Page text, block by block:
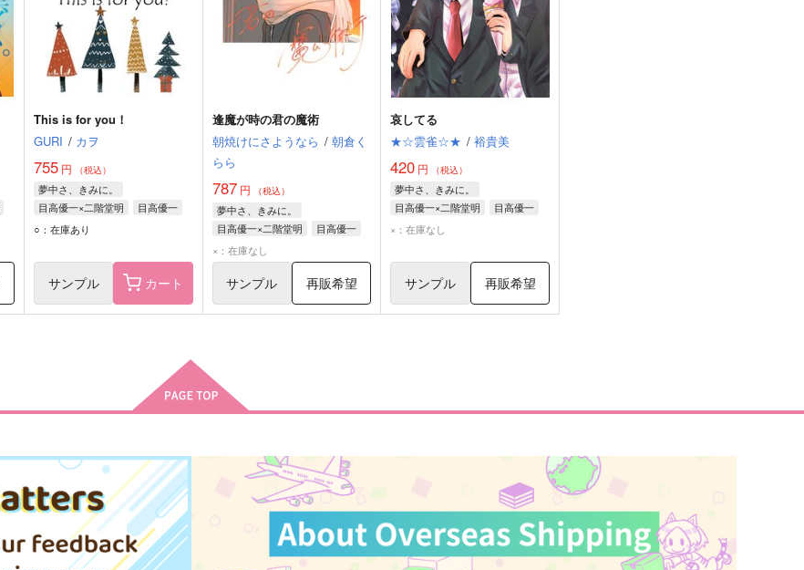
This is for you！
GURI / カヲ
755円 （税込）
夢中さ、きみに。
目高優一×二階堂明
目高優一
二階堂明
○：在庫あり
サンプル カート
逢魔が時の君の魔術
朝焼けにさようなら / 朝倉く
らら
787円 （税込）
夢中さ、きみに。
目高優一×二階堂明
目高優一
二階堂明
×：在庫なし
サンプル 再販希望
哀してる
★☆雲雀☆★ / 裕貴美
420 円 （税込）
夢中さ、きみに。
目高優一×二階堂明
目高優一
二階堂明
×：在庫なし
サンプル 再販希望